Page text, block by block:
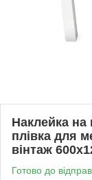
Наклейка на
плівка для
вінтаж
Готово до